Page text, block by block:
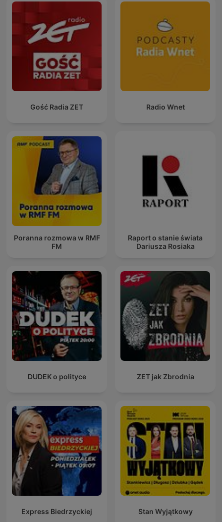
Gość Radia ZET Radio Wnet
Poranna rozmowa w RMF
FM
Raport o stanie świata
Dariusza Rosiaka
DUDEK o polityce ZET jak Zbrodnia
Express Biedrzyckiej Stan Wyjątkowy